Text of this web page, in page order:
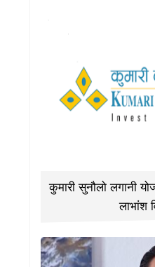
कुमारी सुनौलो लगानी
लाभांश